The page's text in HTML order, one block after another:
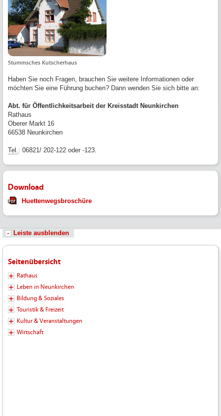
Stummsches Kutscherhaus
Haben Sie noch Fragen, brauchen Sie weitere Informationen oder
möchten Sie eine Führung buchen? Dann wenden Sie sich bitte an:
Abt. für Öffentlichkeitsarbeit der Kreisstadt Neunkirchen
Rathaus
Oberer Markt 16
66538 Neunkirchen
Tel.: 06821/ 202-122 oder -123.
Download
Huettenwegsbroschüre
Leiste ausblenden
Seitenübersicht
Rathaus
Leben in Neunkirchen
Bildung & Soziales
Touristik & Freizeit
Kultur & Veranstaltungen
Wirtschaft